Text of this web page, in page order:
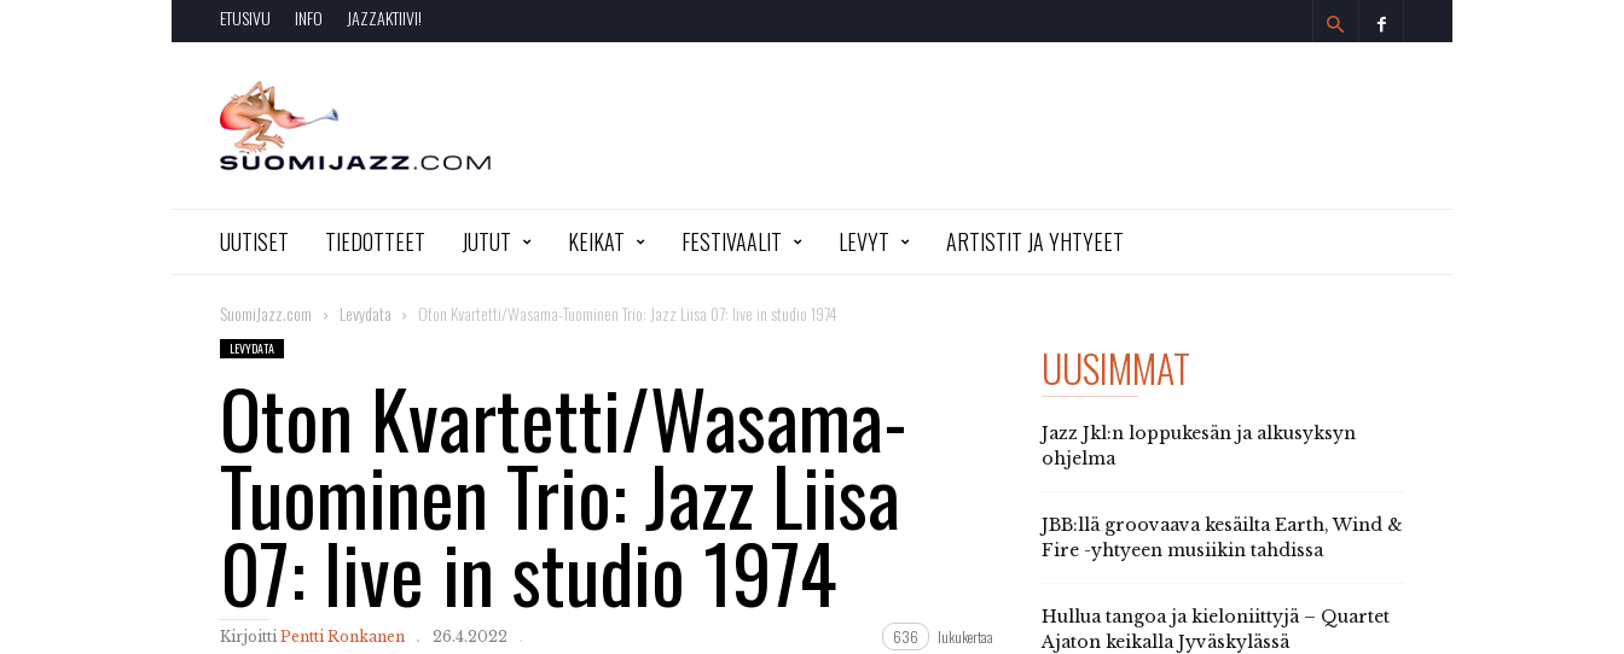
ETUSIVU INFO JAZZAKTIIVI!
SuomiJazz.com
UUTISET TIEDOTTEET JUTUT KEIKAT FESTIVAALIT LEVYT ARTISTIT JA YHTYEET
SuomiJazz.com Levydata Oton Kvartetti/Wasama-Tuominen Trio: Jazz Liisa 07: live in studio 1974
LEVYDATA
Oton Kvartetti/Wasama-
Tuominen Trio: Jazz Liisa
07: live in studio 1974
Kirjoitti Pentti Ronkanen 26.4.2022 636 lukukertaa
UUSIMMAT
Jazz Jkl:n loppukesän ja alkusyksyn
ohjelma
JBB:llä groovaava kesäilta Earth, Wind &
Fire -yhtyeen musiikin tahdissa
Hullua tangoa ja kieloniittyjä – Quartet
Ajaton keikalla Jyväskylässä